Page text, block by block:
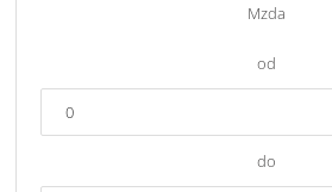
Mzda
od
do